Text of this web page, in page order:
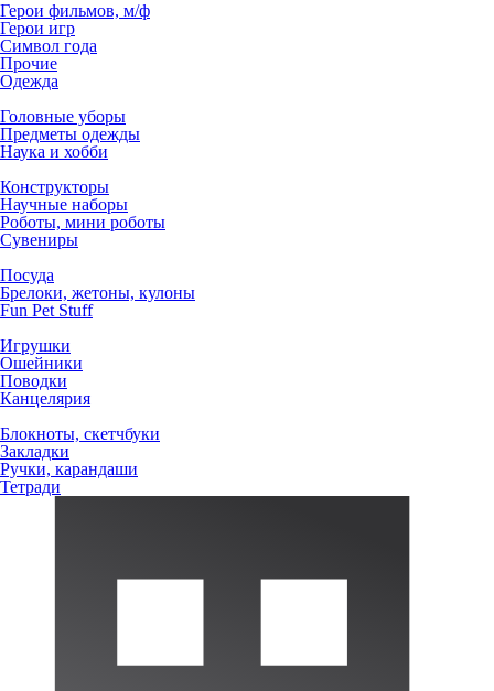
Герои фильмов, м/ф
Герои игр
Символ года
Прочие
Одежда
Головные уборы
Предметы одежды
Наука и хобби
Конструкторы
Научные наборы
Роботы, мини роботы
Сувениры
Посуда
Брелоки, жетоны, кулоны
Fun Pet Stuff
Игрушки
Ошейники
Поводки
Канцелярия
Блокноты, скетчбуки
Закладки
Ручки, карандаши
Тетради